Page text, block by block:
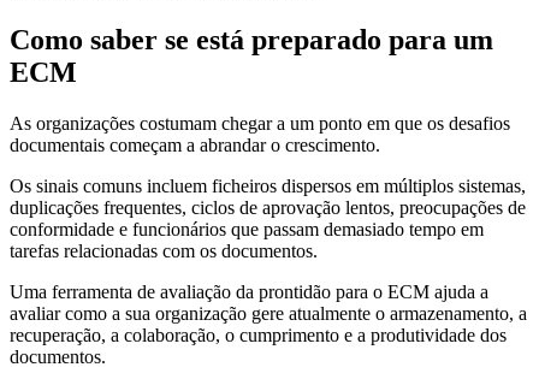
Como saber se está preparado para um
ECM
As organizações costumam chegar a um ponto em que os desafios
documentais começam a abrandar o crescimento.
Os sinais comuns incluem ficheiros dispersos em múltiplos sistemas,
duplicações frequentes, ciclos de aprovação lentos, preocupações de
conformidade e funcionários que passam demasiado tempo em
tarefas relacionadas com os documentos.
Uma ferramenta de avaliação da prontidão para o ECM ajuda a
avaliar como a sua organização gere atualmente o armazenamento, a
recuperação, a colaboração, o cumprimento e a produtividade dos
documentos.